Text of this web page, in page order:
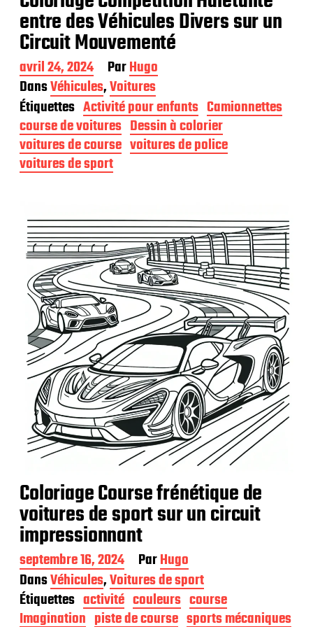
entre des Véhicules Divers sur un
Circuit Mouvementé
D
a
t
e
d
e
p
u
b
avril 24, 2024 ParHugo
DansVéhicules,Voitures
Étiquettes Activité pour enfants Camionnettes
course de voitures Dessin à colorier
voitures de course voitures de police
voitures de sport
Coloriage Course frénétique de
voitures de sport sur un circuit
impressionnant
D
a
t
e
d
septembre 16, 2024 ParHugo
DansVéhicules,Voitures de sport
Étiquettes activité couleurs course
Imagination piste de course sports mécaniques